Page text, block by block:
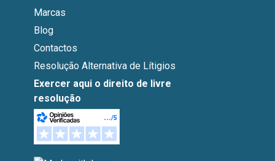
Marcas
Blog
Contactos
Resolução Alternativa de Lítigios
Exercer aqui o direito de livre
resolução